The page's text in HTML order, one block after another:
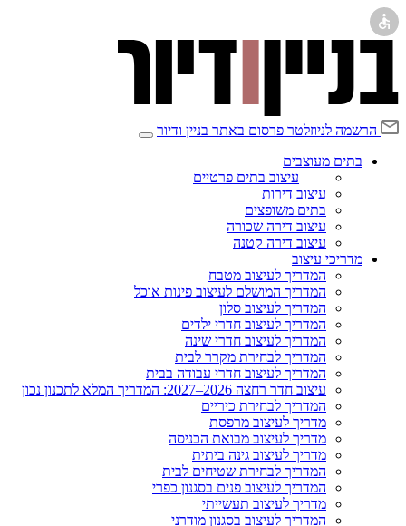
הרשמה לניוזלטר פרסום באתר בניין ודיור
בתים מעוצבים
עיצוב בתים פרטיים
עיצוב דירות
בתים משופצים
עיצוב דירה שכורה
עיצוב דירה קטנה
מדריכי עיצוב
המדריך לעיצוב מטבח
המדריך המושלם לעיצוב פינות אוכל
המדריך לעיצוב סלון
המדריך לעיצוב חדרי ילדים
המדריך לעיצוב חדרי שינה
המדריך לבחירת מקרר לבית
המדריך לעיצוב חדרי עבודה בבית
עיצוב חדר רחצה 2026–2027: המדריך המלא לתכנון נכון
המדריך לבחירת כיריים
מדריך לעיצוב מרפסת
מדריך לעיצוב מבואת הכניסה
מדריך לעיצוב גינה ביתית
המדריך לבחירת שטיחים לבית
המדריך לעיצוב פנים בסגנון כפרי
מדריך לעיצוב תעשייתי
המדריך לעיצוב בסגנון מודרני